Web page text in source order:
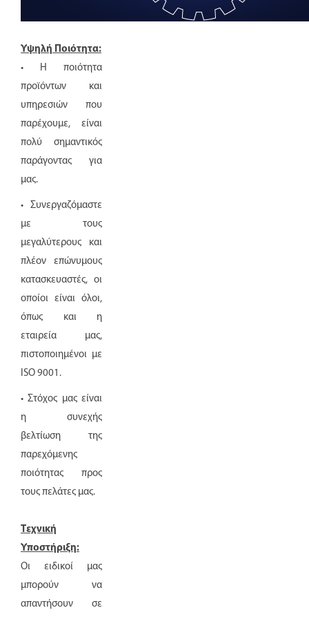
Υψηλή Ποιότητα:
• Η ποιότητα
προϊόντων και
υπηρεσιών που
παρέχουμε, είναι
πολύ σημαντικός
παράγοντας για
μας.
• Συνεργαζόμαστε
με τους
μεγαλύτερους και
πλέον επώνυμους
κατασκευαστές, οι
οποίοι είναι όλοι,
όπως και η
εταιρεία μας,
πιστοποιημένοι με
ISO 9001.
• Στόχος μας είναι
η συνεχής
βελτίωση της
παρεχόμενης
ποιότητας προς
τους πελάτες μας.
Τεχνική
Υποστήριξη:
Οι ειδικοί μας
μπορούν να
απαντήσουν σε